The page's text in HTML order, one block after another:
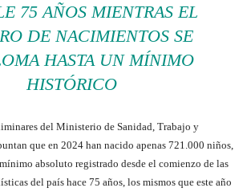
75 AÑOS MIENTRAS EL
DE NACIMIENTOS SE
HASTA UN MÍNIMO
HISTÓRICO
del Ministerio de Sanidad, Trabajo y
que en 2024 han nacido apenas 721.000 niños,
absoluto registrado desde el comienzo de las
del país hace 75 años, los mismos que este año